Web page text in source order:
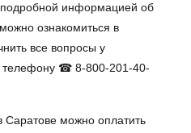
информацией об
ознакомиться в
все вопросы у
телефону ☎ 8-800-201-40-
Саратове можно оплатить